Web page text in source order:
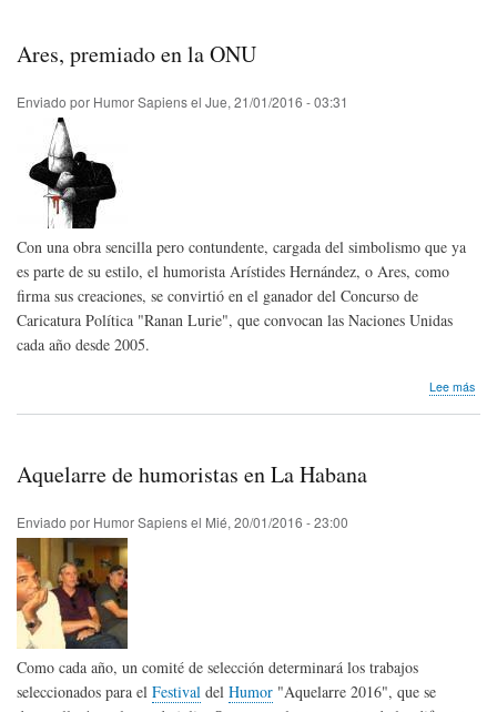
Ares, premiado en la ONU
Enviado por Humor Sapiensel Jue, 21/01/2016 - 03:31
Con una obra sencilla pero contundente, cargada del simbolismo que ya
es parte de su estilo, el humorista Arístides Hernández, o Ares, como
firma sus creaciones, se convirtió en el ganador del Concurso de
Caricatura Política "Ranan Lurie", que convocan las Naciones Unidas
cada año desde 2005.
Lee más
Aquelarre de humoristas en La Habana
Enviado por Humor Sapiensel Mié, 20/01/2016 - 23:00
Como cada año, un comité de selección determinará los trabajos
seleccionados para el Festival del Humor "Aquelarre 2016", que se